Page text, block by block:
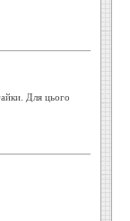
Для цього